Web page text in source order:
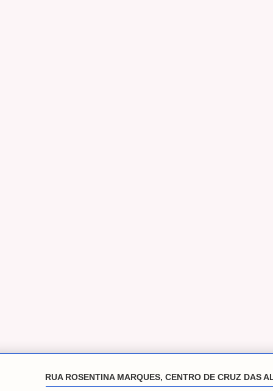
RUA ROSENTINA MARQUES, CENTRO DE CRUZ DAS